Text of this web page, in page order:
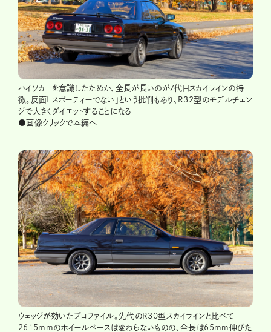
ハイソカーを意識したためか、全長が長いのが7代目スカイラインの特
徴。反面「スポーティーでない」という批判もあり、R32型のモデルチェン
ジで大きくダイエットすることになる
●画像クリックで本編へ
ウェッジが効いたプロファイル。先代のR30型スカイラインと比べて
2615mmのホイールベースは変わらないものの、全長は65mm伸びた